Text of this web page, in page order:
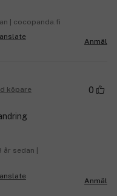
| cocopanda.fi
Anmäl
köpare 0
år sedan |
Anmäl